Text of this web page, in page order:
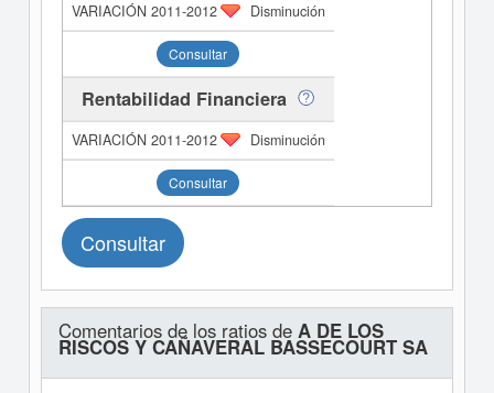
Disminución
Consultar
Rentabilidad Financiera
Disminución
Consultar
Consultar
Comentarios de los ratios de A DE LOS
RISCOS Y CAÑAVERAL BASSECOURT SA